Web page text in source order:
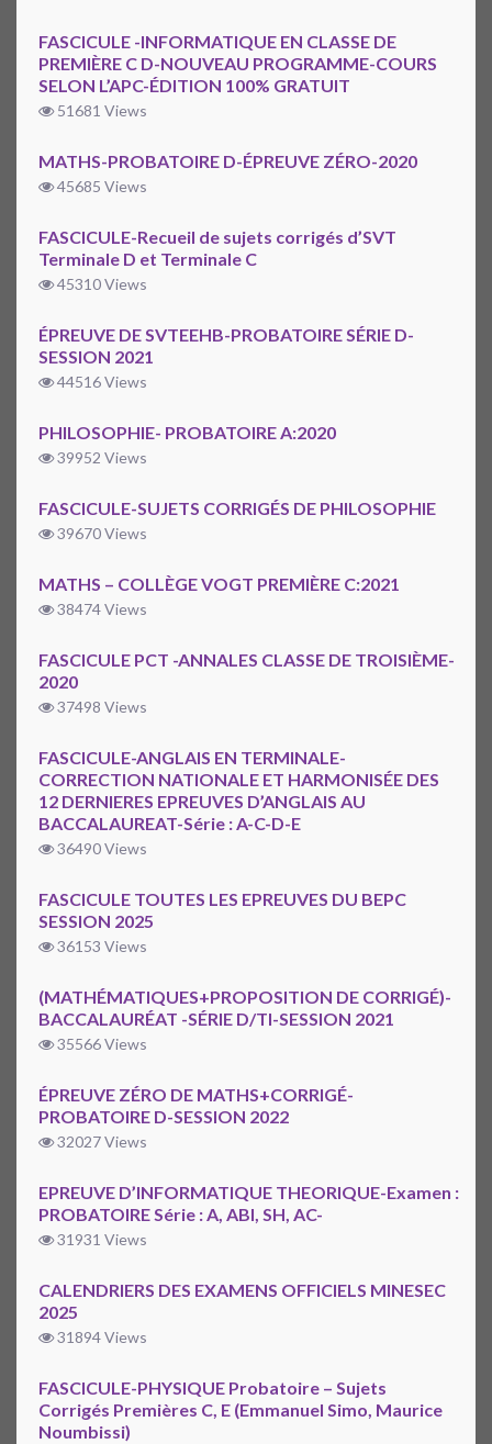
FASCICULE -INFORMATIQUE EN CLASSE DE
PREMIÈRE C D-NOUVEAU PROGRAMME-COURS
SELON L’APC-ÉDITION 100% GRATUIT
51681 Views
MATHS-PROBATOIRE D-ÉPREUVE ZÉRO-2020
45685 Views
FASCICULE-Recueil de sujets corrigés d’SVT
Terminale D et Terminale C
45310 Views
ÉPREUVE DE SVTEEHB-PROBATOIRE SÉRIE D-
SESSION 2021
44516 Views
PHILOSOPHIE- PROBATOIRE A:2020
39952 Views
FASCICULE-SUJETS CORRIGÉS DE PHILOSOPHIE
39670 Views
MATHS – COLLÈGE VOGT PREMIÈRE C:2021
38474 Views
FASCICULE PCT -ANNALES CLASSE DE TROISIÈME-
2020
37498 Views
FASCICULE-ANGLAIS EN TERMINALE-
CORRECTION NATIONALE ET HARMONISÉE DES
12 DERNIERES EPREUVES D’ANGLAIS AU
BACCALAUREAT-Série : A-C-D-E
36490 Views
FASCICULE TOUTES LES EPREUVES DU BEPC
SESSION 2025
36153 Views
(MATHÉMATIQUES+PROPOSITION DE CORRIGÉ)-
BACCALAURÉAT -SÉRIE D/TI-SESSION 2021
35566 Views
ÉPREUVE ZÉRO DE MATHS+CORRIGÉ-
PROBATOIRE D-SESSION 2022
32027 Views
EPREUVE D’INFORMATIQUE THEORIQUE-Examen :
PROBATOIRE Série : A, ABI, SH, AC-
31931 Views
CALENDRIERS DES EXAMENS OFFICIELS MINESEC
2025
31894 Views
FASCICULE-PHYSIQUE Probatoire – Sujets
Corrigés Premières C, E (Emmanuel Simo, Maurice
Noumbissi)